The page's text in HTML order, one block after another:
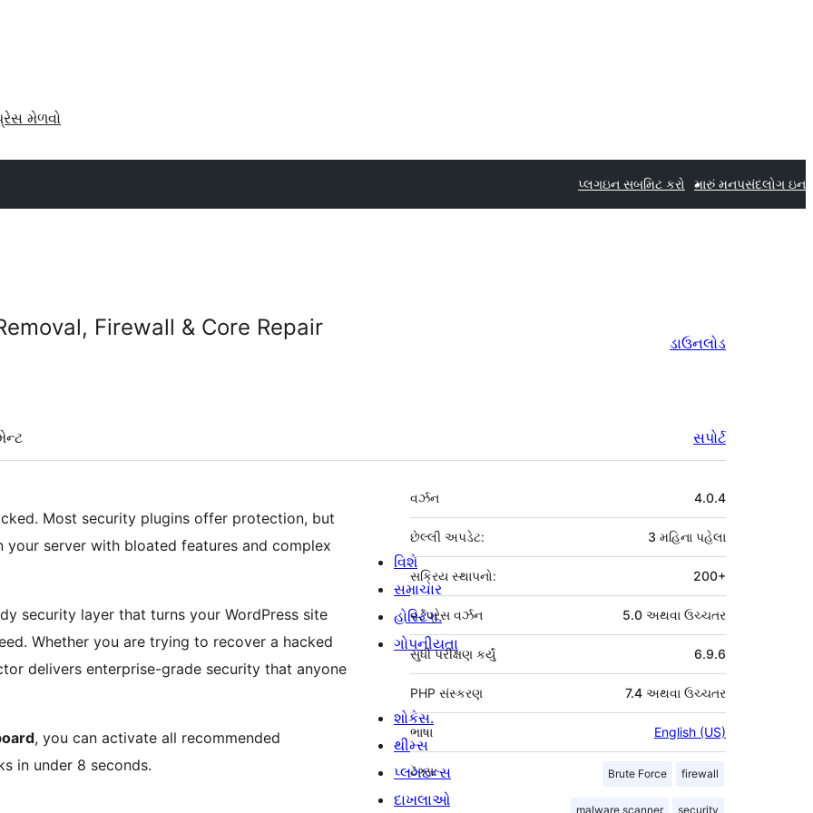
મેળવો
પ્લગઇન સબમિટ કરો મારું મનપસંદલોગ ઇન
Firewall & Core Repair
ડાઉનલોડ
સપોર્ટ
Most security plugins offer protection, but
server with bloated features and complex
security layer that turns your WordPress site
Whether you are trying to recover a hacked
delivers enterprise-grade security that anyone
, you can activate all recommended
in under 8 seconds.
મેટા
વર્ઝન 4.0.4
છેલ્લી અપડેટ: 3 મહિના પહેલા
સક્રિય સ્થાપનો: 200+
વર્ડપ્રેસ વર્ઝન 5.0 અથવા ઉચ્ચતર
6.9.6
સુધી પરીક્ષણ કર્યું
PHP સંસ્કરણ 7.4 અથવા ઉચ્ચતર
ભાષા English (US)
ટૅગ્સ: Brute Force firewall
malware scanner security
વિશે
સમાચાર
હોસ્ટિંગ.
ગોપનીયતા
શોકેસ.
થીમ્સ
પ્લગઇન્સ
દાખલાઓ